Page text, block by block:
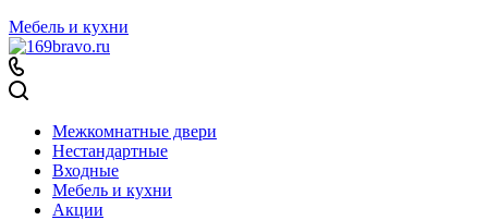
Мебель и кухни
Межкомнатные двери
Нестандартные
Входные
Мебель и кухни
Акции